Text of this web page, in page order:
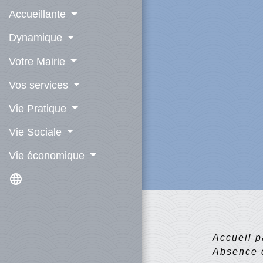
Accueillante
Dynamique
Votre Mairie
Vos services
Vie Pratique
Vie Sociale
Vie économique
language
Accueil
Absence